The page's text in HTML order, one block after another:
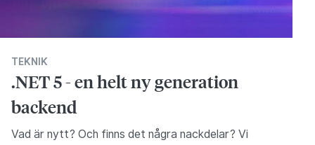
TEKNIK
.NET 5 - en helt ny generation
backend
Vad är nytt? Och finns det några nackdelar? Vi